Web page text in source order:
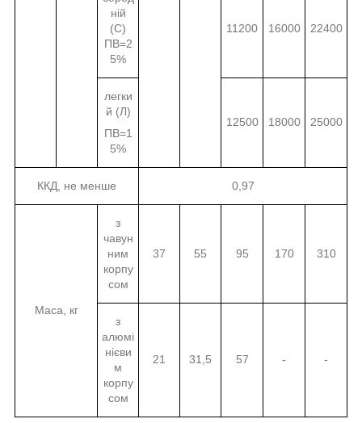
ній
(С)
ПВ=2
5%
11200 16000 22400
легки
й (Л)
ПВ=1
5%
12500 18000 25000
ККД, не менше 0,97
Маса, кг
з
чавун
ним
корпу
сом
37 55 95 170 310
з
алюмі
нієви
м
корпу
сом
21 31,5 57 - -